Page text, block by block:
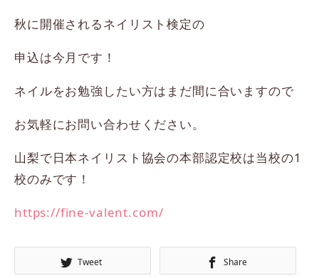
秋に開催されるネイリスト検定の
申込は今月です！
ネイルをお勉強したい方はまだ間に合いますので
お気軽にお問い合わせください。
山梨で日本ネイリスト協会の本部認定校は当校の1
校のみです！
https://fine-valent.com/
Tweet Share